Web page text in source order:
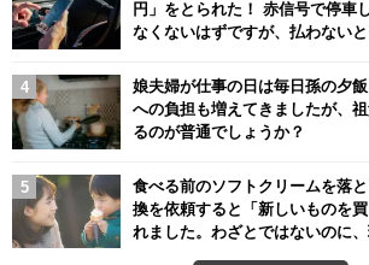
円」をとられた！ 赤信号で停車
なくないはずですが、払わない
娘夫婦が仕事の日は毎日孫の夕
への負担も増えてきましたが、
るのが普通でしょうか？
食べる前のソフトクリームを落
換を依頼すると「新しいものを
れました。わざとではないのに